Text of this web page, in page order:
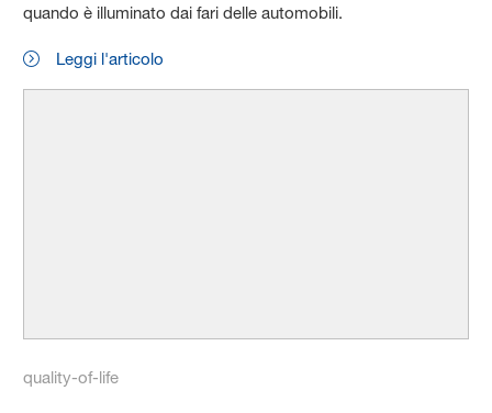
quando è illuminato dai fari delle automobili.
Leggi l'articolo
quality-of-life